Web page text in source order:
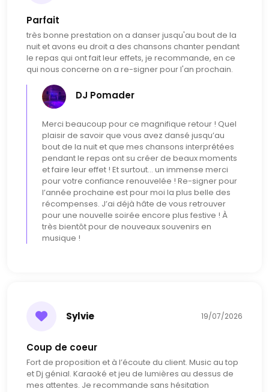
Parfait
très bonne prestation on a danser jusqu'au bout de la
nuit et avons eu droit a des chansons chanter pendant
le repas qui ont fait leur effets, je recommande, en ce
qui nous concerne on a re-signer pour l'an prochain.
DJ Pomader
Merci beaucoup pour ce magnifique retour ! Quel
plaisir de savoir que vous avez dansé jusqu’au
bout de la nuit et que mes chansons interprétées
pendant le repas ont su créer de beaux moments
et faire leur effet ! Et surtout… un immense merci
pour votre confiance renouvelée ! Re-signer pour
l’année prochaine est pour moi la plus belle des
récompenses. J’ai déjà hâte de vous retrouver
pour une nouvelle soirée encore plus festive ! À
très bientôt pour de nouveaux souvenirs en
musique !
Sylvie 19/07/2026
Coup de coeur
Fort de proposition et à l’écoute du client. Music au top
et Dj génial. Karaoké et jeu de lumières au dessus de
mes attentes. Je recommande sans hésitation